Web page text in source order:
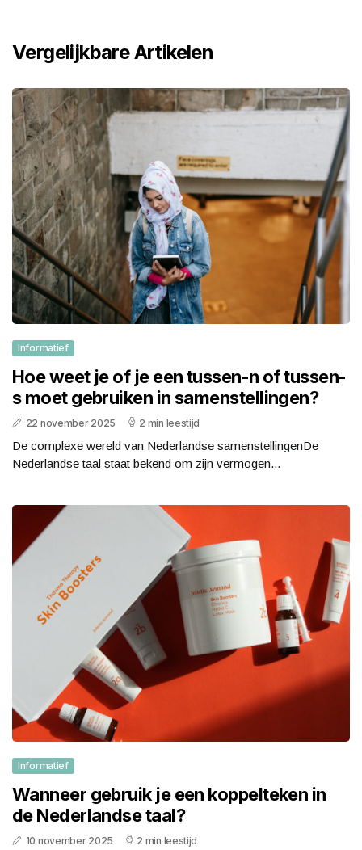
Vergelijkbare Artikelen
Informatief
Hoe weet je of je een tussen-n of tussen-
s moet gebruiken in samenstellingen?
22 november 2025 2 min leestijd
De complexe wereld van Nederlandse samenstellingenDe
Nederlandse taal staat bekend om zijn vermogen...
Informatief
Wanneer gebruik je een koppelteken in
de Nederlandse taal?
10 november 2025 2 min leestijd